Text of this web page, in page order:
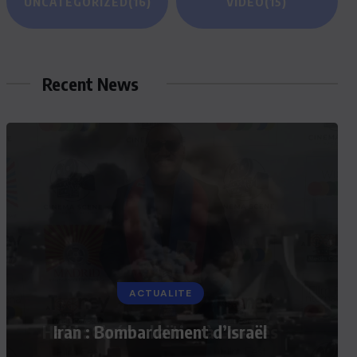
Recent News
ACTUALITE
Iran : Bombardement d’Israël